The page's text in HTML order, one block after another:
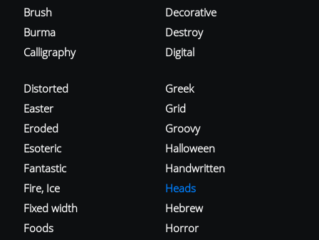
Brush
Burma
Calligraphy
Decorative
Destroy
Digital
Distorted
Easter
Eroded
Esoteric
Fantastic
Fire, Ice
Fixed width
Foods
Greek
Grid
Groovy
Halloween
Handwritten
Heads
Hebrew
Horror